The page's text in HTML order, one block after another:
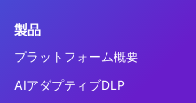
製品
プラットフォーム概要
AIアダプティブDLP